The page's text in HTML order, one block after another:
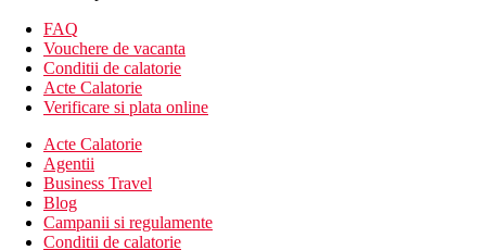
arabesc, fructe de mare - cu rezervare in avans)
mai multe baruri, snack bar, bar la piscina, bar pe plaja
narghilea, magazine
sala de conferinta
2 piscine (sezlonguri si umbrele gratuite)
piscina pentru copii, club pentru copii, loc de joaca pentru
copii
Descrierea plajei
plaja nisipoasa
FAQ
Vouchere de vacanta
Conditii de calatorie
Acte Calatorie
Verificare si plata online
Acte Calatorie
Agentii
Business Travel
Blog
Campanii si regulamente
Conditii de calatorie